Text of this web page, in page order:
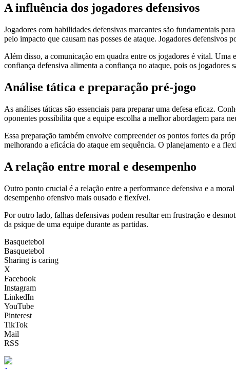
A influência dos jogadores defensivos
Jogadores com habilidades defensivas marcantes são fundamentais
pelo impacto que causam nas posses de ataque. Jogadores defensivos
Além disso, a comunicação em quadra entre os jogadores é vital. Uma
confiança defensiva alimenta a confiança no ataque, pois os jogadores
Análise tática e preparação pré-jogo
As análises táticas são essenciais para preparar uma defesa eficaz.
oponentes possibilita que a equipe escolha a melhor abordagem para
Essa preparação também envolve compreender os pontos fortes da
melhorando a eficácia do ataque em sequência. O planejamento e a
A relação entre moral e desempenho
Outro ponto crucial é a relação entre a performance defensiva e a
desempenho ofensivo mais ousado e flexível.
Por outro lado, falhas defensivas podem resultar em frustração e
da psique de uma equipe durante as partidas.
Basquetebol
Basquetebol
Sharing is caring
X
Facebook
Instagram
LinkedIn
YouTube
Pinterest
TikTok
Mail
RSS